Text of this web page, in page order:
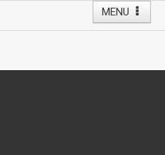
MENU